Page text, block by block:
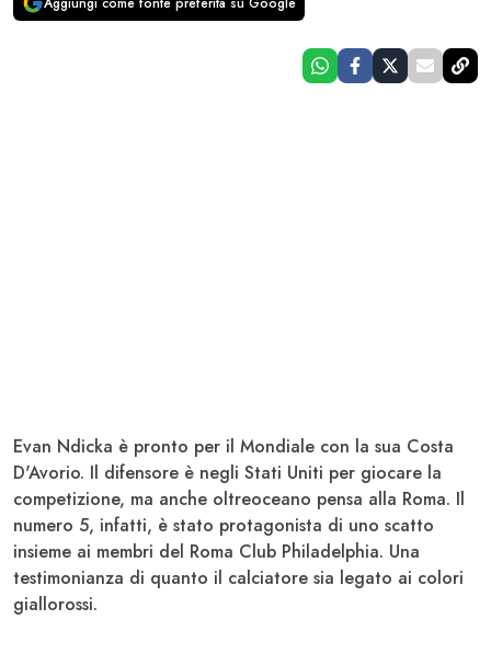
Evan Ndicka è pronto per il Mondiale con la sua Costa
D'Avorio. Il difensore è negli Stati Uniti per giocare la
competizione, ma anche oltreoceano pensa alla Roma. Il
numero 5, infatti, è stato protagonista di uno scatto
insieme ai membri del Roma Club Philadelphia. Una
testimonianza di quanto il calciatore sia legato ai colori
giallorossi.